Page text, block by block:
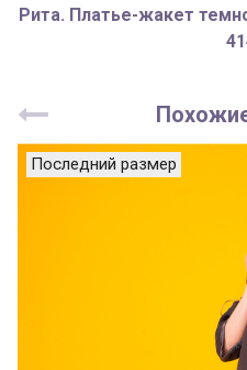
Рита. Платье-жакет
Последний размер